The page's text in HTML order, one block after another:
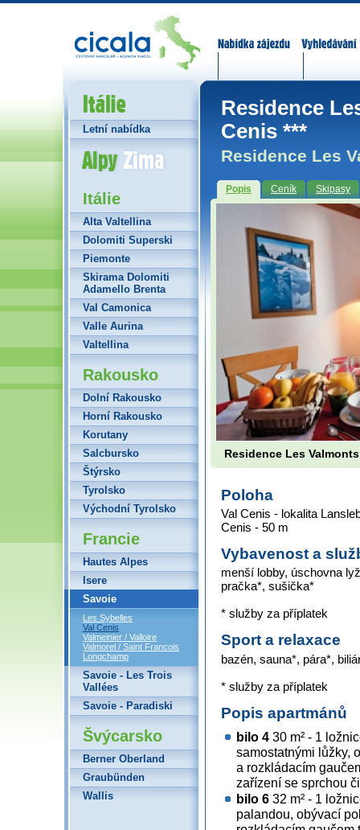
Residence
Cenis ***
Residence Les
Popis Ceník Skipasy
Residence Les
Poloha
Val Cenis - lokalita
Cenis - 50 m
Vybavenost a
menší lobby, úschovna
pračka*, sušička*
* služby za příplatek
Sport a relaxace
bazén, sauna*, pára*,
* služby za příplatek
Popis apartmánů
bilo 4 30 m² - 1
samostatnými lůžky,
a rozkládacím
zařízení se sprchou
bilo 6 32 m² - 1
palandou, obývací
Itálie
Letní nabídka
Alpy Zima
Itálie
Alta Valtellina
Dolomiti Superski
Piemonte
Skirama Dolomiti
Adamello Brenta
Val Camonica
Valle Aurina
Valtellina
Rakousko
Dolní Rakousko
Horní Rakousko
Korutany
Salcbursko
Štýrsko
Tyrolsko
Východní Tyrolsko
Francie
Hautes Alpes
Isere
Savoie
Les Sybelles
Val Cenis
Valmeinier / Valloire
Valmorel / Saint Francois
Longchamp
Savoie - Les Trois
Vallées
Savoie - Paradiski
Švýcarsko
Berner Oberland
Graubünden
Wallis